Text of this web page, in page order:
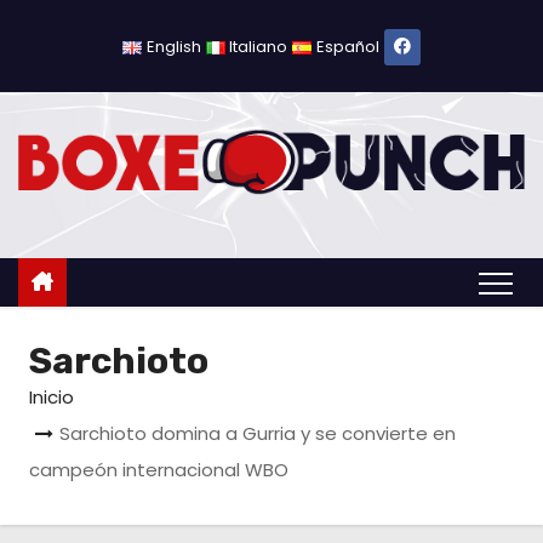
l
d
English Italiano Español
Sarchioto
Inicio
Sarchioto domina a Gurria y se convierte en
campeón internacional WBO